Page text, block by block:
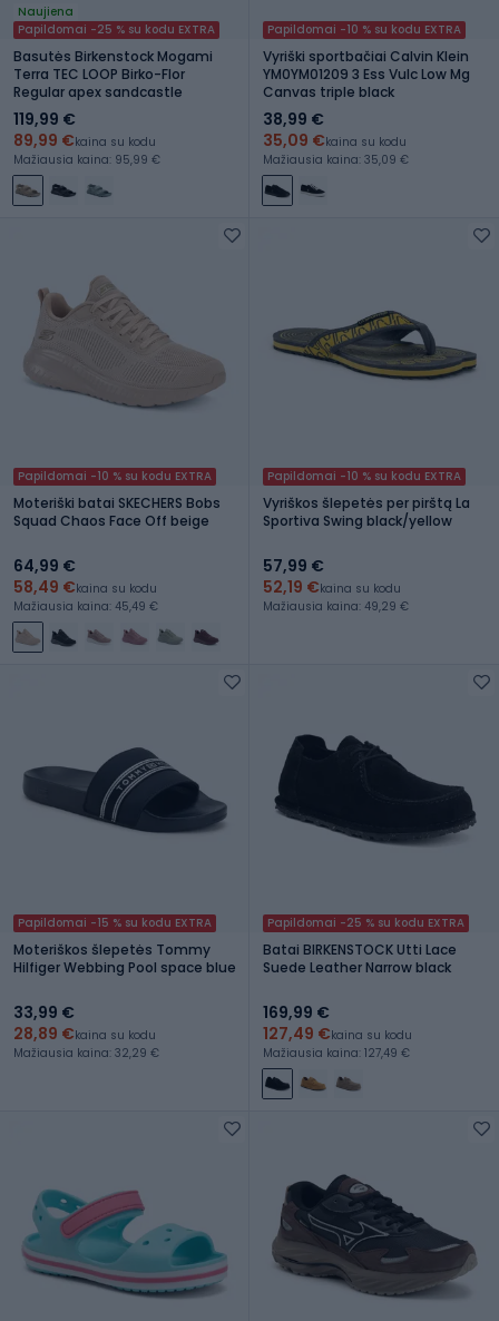
Naujiena
Papildomai -25 % su kodu EXTRA
Basutės Birkenstock Mogami
Terra TEC LOOP Birko-Flor
Regular apex sandcastle
119,99 €
89,99 €kaina su kodu
Mažiausia kaina: 95,99 €
Papildomai -10 % su kodu EXTRA
Vyriški sportbačiai Calvin Klein
YM0YM01209 3 Ess Vulc Low Mg
Canvas triple black
38,99 €
35,09 €kaina su kodu
Mažiausia kaina: 35,09 €
Papildomai -10 % su kodu EXTRA
Moteriški batai SKECHERS Bobs
Squad Chaos Face Off beige
64,99 €
58,49 €kaina su kodu
Mažiausia kaina: 45,49 €
Papildomai -10 % su kodu EXTRA
Vyriškos šlepetės per pirštą La
Sportiva Swing black/yellow
57,99 €
52,19 €kaina su kodu
Mažiausia kaina: 49,29 €
Papildomai -15 % su kodu EXTRA
Moteriškos šlepetės Tommy
Hilfiger Webbing Pool space blue
33,99 €
28,89 €kaina su kodu
Mažiausia kaina: 32,29 €
Papildomai -25 % su kodu EXTRA
Batai BIRKENSTOCK Utti Lace
Suede Leather Narrow black
169,99 €
127,49 €kaina su kodu
Mažiausia kaina: 127,49 €